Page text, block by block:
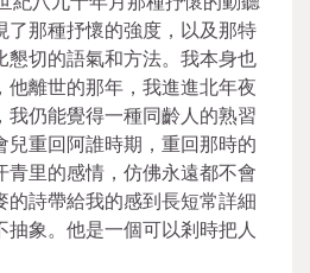
了那種抒懷的強度，以及那特
懇切的語氣和方法。我本身也
離世的那年，我進進北年夜
仍能覺得一種同齡人的熟習
重回阿誰時期，重回那時的
里的感情，仿佛永遠都不會
詩帶給我的感到長短常詳細
象。他是一個可以剎時把人